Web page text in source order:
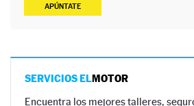
APÚNTATE
SERVICIOS ELMOTOR
Encuentra los mejores talleres,